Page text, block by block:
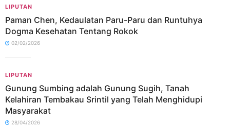
LIPUTAN
Paman Chen, Kedaulatan Paru-Paru dan Runtuhya
Dogma Kesehatan Tentang Rokok
02/02/2026
LIPUTAN
Gunung Sumbing adalah Gunung Sugih, Tanah
Kelahiran Tembakau Srintil yang Telah Menghidupi
Masyarakat
28/04/2026